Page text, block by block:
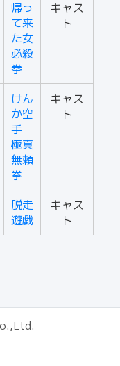
帰っ
て来
た女
必殺
拳
キャス
ト
けん
か空
手
極真
無頼
拳
キャス
ト
脱走
遊戯
キャス
ト